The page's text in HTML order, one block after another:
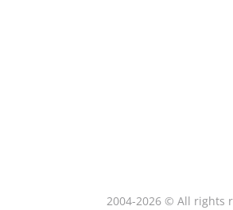
2004-2026 © All rights